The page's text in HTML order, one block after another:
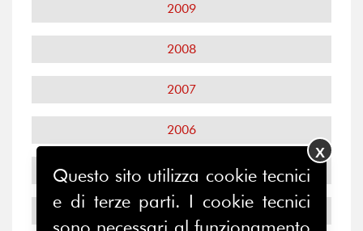
2009
2008
2007
2006
2005
2004
Questo sito utilizza cookie tecnici
e di terze parti. I cookie tecnici
sono necessari al funzionamento
X